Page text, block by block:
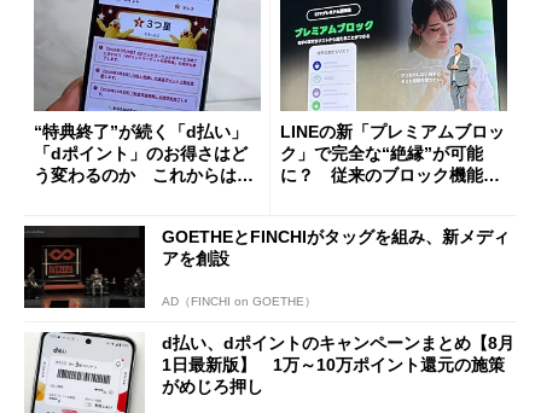
“特典終了”が続く「d払い」
「dポイント」のお得さはど
う変わるのか これからは
LINEの新「プレミアムブロッ
ク」で完全な“絶縁”が可能
に？ 従来のブロック機能と
GOETHEとFINCHIがタッグを組み、新メディ
アを創設
AD（FINCHI on GOETHE）
d払い、dポイントのキャンペーンまとめ【8月
1日最新版】 1万～10万ポイント還元の施策
がめじろ押し